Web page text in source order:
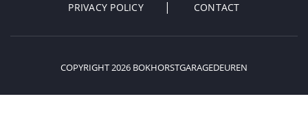
PRIVACY POLICY CONTACT
COPYRIGHT 2026 BOKHORSTGARAGEDEUREN